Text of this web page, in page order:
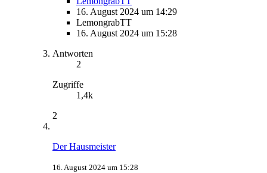
16. August 2024 um 14:29
LemongrabTT
16. August 2024 um 15:28
Antworten
2
Zugriffe
1,4k
2
Der Hausmeister
16. August 2024 um 15:28